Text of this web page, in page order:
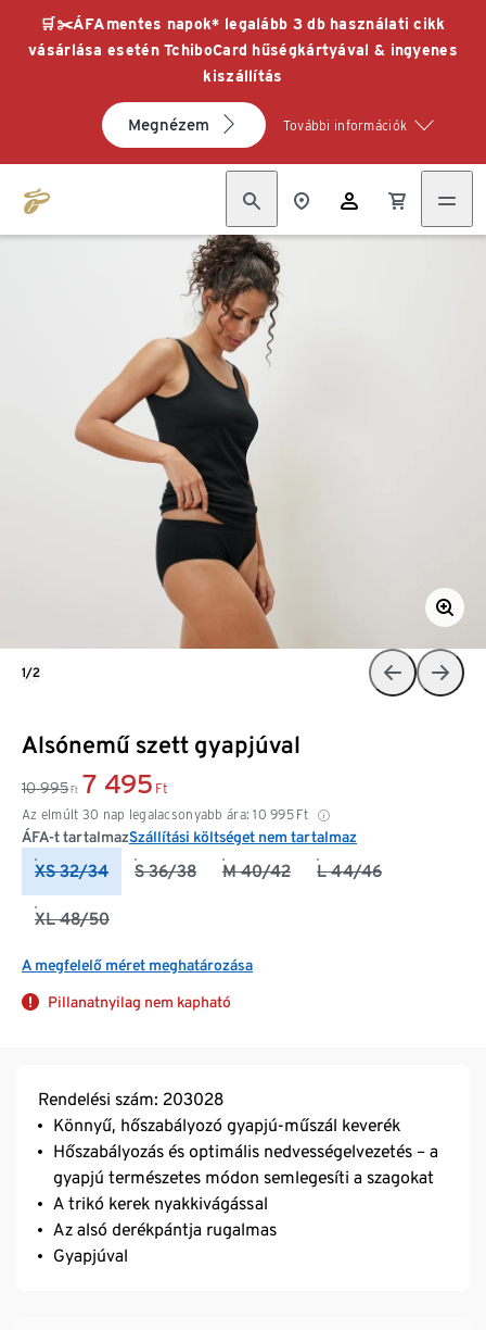
🛒✂️ÁFAmentes napok* legalább 3 db használati cikk
vásárlása esetén TchiboCard hűségkártyával & ingyenes
kiszállítás
Megnézem További információk
Alsónemű szett gyapjúval
10 995 Ft 7 495 Ft
Az elmúlt 30 nap legalacsonyabb ára: 10 995 Ft
ÁFA-t tartalmazSzállítási költséget nem tartalmaz
XS 32/34 S 36/38 M 40/42 L 44/46
XL 48/50
A megfelelő méret meghatározása
Pillanatnyilag nem kapható
1/2
Rendelési szám: 203028
Könnyű, hőszabályozó gyapjú-műszál keverék
Hőszabályozás és optimális nedvességelvezetés – a
gyapjú természetes módon semlegesíti a szagokat
A trikó kerek nyakkivágással
Az alsó derékpántja rugalmas
Gyapjúval